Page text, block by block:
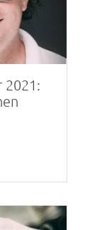
2021: